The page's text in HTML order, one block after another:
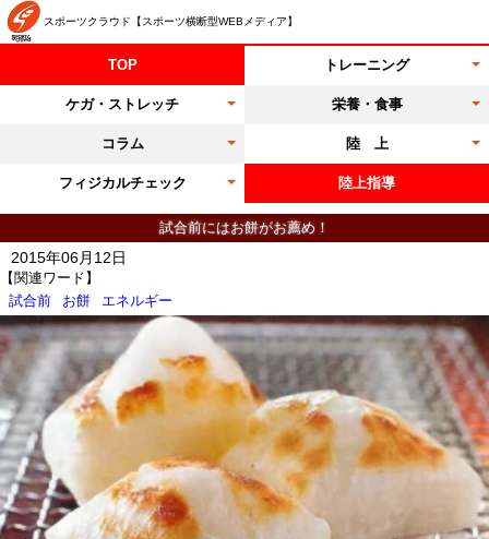
スポーツクラウド【スポーツ横断型WEBメディア】
TOP トレーニング
ケガ・ストレッチ 栄養・食事
コラム 陸 上
フィジカルチェック 陸上指導
試合前にはお餅がお薦め！
【関連ワード】
試合前
お餅 エネルギー
2015年06月12日